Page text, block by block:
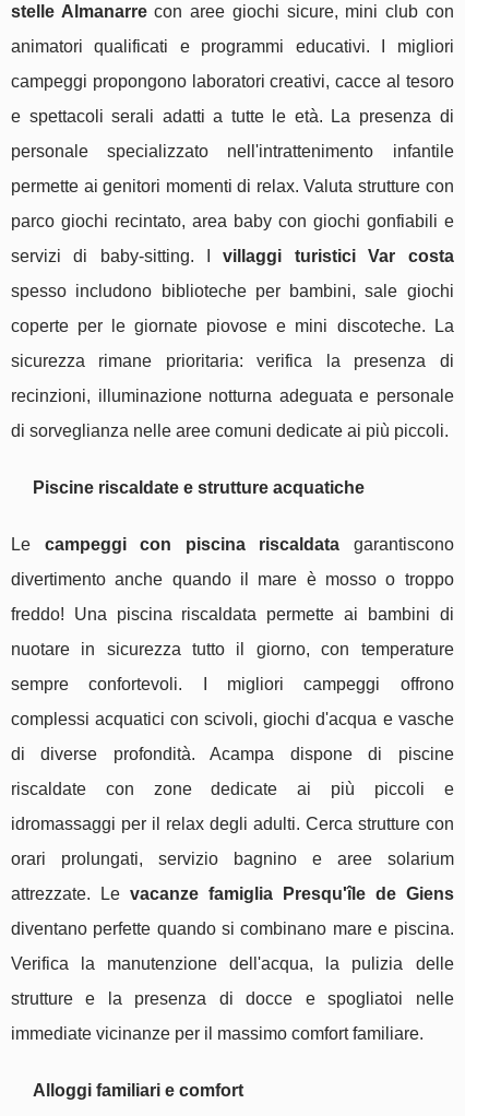
stelle Almanarrecon aree giochi sicure, mini club con
animatori qualificati e programmi educativi. I migliori
campeggi propongono laboratori creativi, cacce al tesoro
e spettacoli serali adatti a tutte le età. La presenza di
personale specializzato nell'intrattenimento infantile
permette ai genitori momenti di relax. Valuta strutture con
parco giochi recintato, area baby con giochi gonfiabili e
servizi di baby-sitting. Ivillaggi turistici Var costa
spesso includono biblioteche per bambini, sale giochi
coperte per le giornate piovose e mini discoteche. La
sicurezza rimane prioritaria: verifica la presenza di
recinzioni, illuminazione notturna adeguata e personale
di sorveglianza nelle aree comuni dedicate ai più piccoli.
Piscine riscaldate e strutture acquatiche
Le campeggi con piscina riscaldata garantiscono
divertimento anche quando il mare è mosso o troppo
freddo! Una piscina riscaldata permette ai bambini di
nuotare in sicurezza tutto il giorno, con temperature
sempre confortevoli. I migliori campeggi offrono
complessi acquatici con scivoli, giochi d'acqua e vasche
di diverse profondità. Acampa dispone di piscine
riscaldate con zone dedicate ai più piccoli e
idromassaggi per il relax degli adulti. Cerca strutture con
orari prolungati, servizio bagnino e aree solarium
attrezzate. Le vacanze famiglia Presqu'île de Giens
diventano perfette quando si combinano mare e piscina.
Verifica la manutenzione dell'acqua, la pulizia delle
strutture e la presenza di docce e spogliatoi nelle
immediate vicinanze per il massimo comfort familiare.
Alloggi familiari e comfort